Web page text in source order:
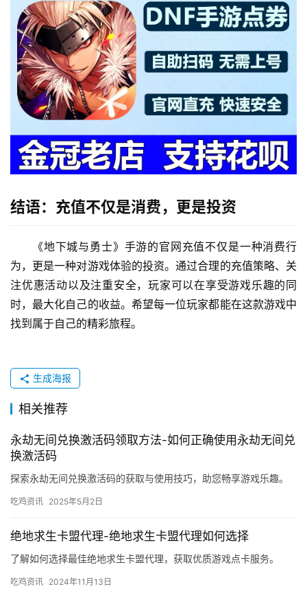
结语：充值不仅是消费，更是投资
《地下城与勇士》手游的官网充值不仅是一种消费行
为，更是一种对游戏体验的投资。通过合理的充值策略、关
注优惠活动以及注重安全，玩家可以在享受游戏乐趣的同
时，最大化自己的收益。希望每一位玩家都能在这款游戏中
找到属于自己的精彩旅程。
生成海报
相关推荐
永劫无间兑换激活码领取方法-如何正确使用永劫无间兑
换激活码
探索永劫无间兑换激活码的获取与使用技巧，助您畅享游戏乐趣。
吃鸡资讯 2025年5月2日
绝地求生卡盟代理-绝地求生卡盟代理如何选择
了解如何选择最佳绝地求生卡盟代理，获取优质游戏点卡服务。
吃鸡资讯 2024年11月13日